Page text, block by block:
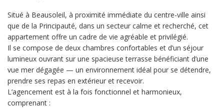
Situé à Beausoleil, à proximité immédiate du centre-ville ainsi
que de la Principauté, dans un secteur calme et recherché, cet
appartement offre un cadre de vie agréable et privilégié.
Il se compose de deux chambres confortables et d’un séjour
lumineux ouvrant sur une spacieuse terrasse bénéficiant d’une
vue mer dégagée — un environnement idéal pour se détendre,
prendre ses repas en extérieur et recevoir.
L’agencement est à la fois fonctionnel et harmonieux,
comprenant :